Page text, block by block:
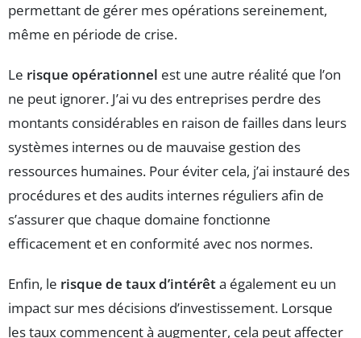
permettant de gérer mes opérations sereinement,
même en période de crise.
Le risque opérationnel est une autre réalité que l’on
ne peut ignorer. J’ai vu des entreprises perdre des
montants considérables en raison de failles dans leurs
systèmes internes ou de mauvaise gestion des
ressources humaines. Pour éviter cela, j’ai instauré des
procédures et des audits internes réguliers afin de
s’assurer que chaque domaine fonctionne
efficacement et en conformité avec nos normes.
Enfin, le risque de taux d’intérêta également eu un
impact sur mes décisions d’investissement. Lorsque
les taux commencent à augmenter, cela peut affecter